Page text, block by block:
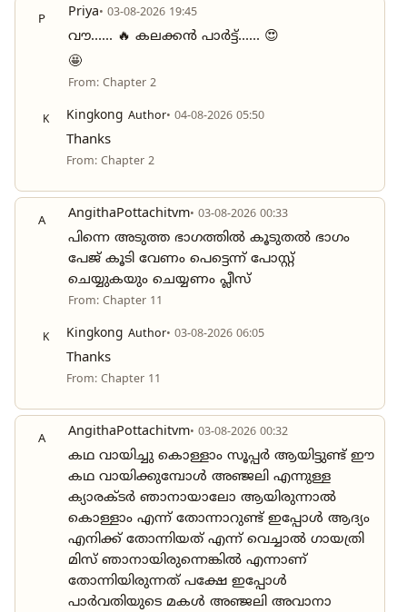
P Priya• 03-08-2026 19:45
വൗ...... 🔥 കലക്കൻ പാർട്ട്...... 😍
🤩
From: Chapter 2
K Kingkong Author• 04-08-2026 05:50
Thanks
From: Chapter 2
A AngithaPottachitvm• 03-08-2026 00:33
പിന്നെ അടുത്ത ഭാഗത്തിൽ കൂടുതൽ ഭാഗം
പേജ് കൂടി വേണം പെട്ടെന്ന് പോസ്റ്റ്
ചെയ്യുകയും ചെയ്യണം പ്ലീസ്
From: Chapter 11
K Kingkong Author• 03-08-2026 06:05
Thanks
From: Chapter 11
A AngithaPottachitvm• 03-08-2026 00:32
കഥ വായിച്ചു കൊള്ളാം സൂപ്പർ ആയിട്ടുണ്ട് ഈ
കഥ വായിക്കുമ്പോൾ അഞ്ജലി എന്നുള്ള
ക്യാരക്ടർ ഞാനായാലോ ആയിരുന്നാൽ
കൊള്ളാം എന്ന് തോന്നാറുണ്ട് ഇപ്പോൾ ആദ്യം
എനിക്ക് തോന്നിയത് എന്ന് വെച്ചാൽ ഗായത്രി
മിസ് ഞാനായിരുന്നെങ്കിൽ എന്നാണ്
തോന്നിയിരുന്നത് പക്ഷേ ഇപ്പോൾ
പാർവതിയുടെ മകൾ അഞ്ജലി അവാനാ